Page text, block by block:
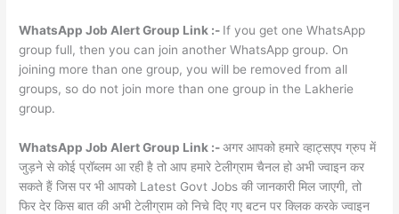
WhatsApp Job Alert Group Link :- If you get one WhatsApp
group full, then you can join another WhatsApp group. On
joining more than one group, you will be removed from all
groups, so do not join more than one group in the Lakherie
group.
WhatsApp Job Alert Group Link :-अगर आपको हमारे व्हाट्सएप ग्रुप में
जुड़ने से कोई प्रॉब्लम आ रही है तो आप हमारे टेलीग्राम चैनल हो अभी ज्वाइन कर
सकते हैं जिस पर भी आपको Latest Govt Jobs की जानकारी मिल जाएगी, तो
फिर देर किस बात की अभी टेलीग्राम को निचे दिए गए बटन पर क्लिक करके ज्वाइन